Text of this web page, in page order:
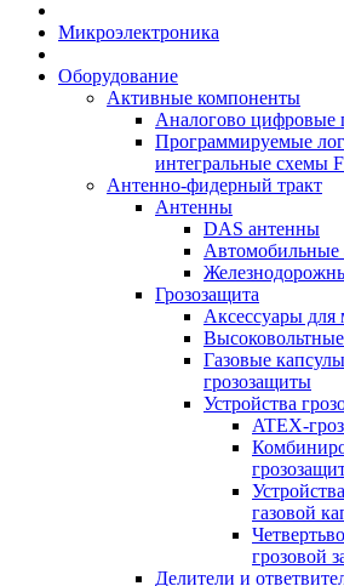
Микроэлектроника
Оборудование
Активные компоненты
Аналогово цифровые
Программируемые
интегральные схемы
Антенно-фидерный тракт
Антенны
DAS антенны
Автомобильные
Грозозащита
Аксессуары для
Газовые
грозозащиты
Устройства
ATEX-
газовой
грозовой
Делители и